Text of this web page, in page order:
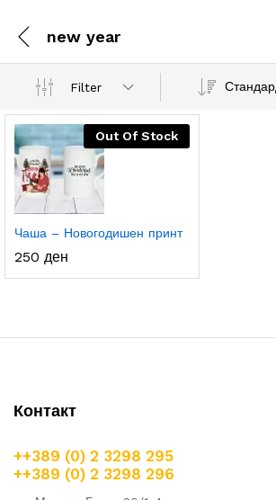
new year
Filter
Out Of Stock
Чаша – Новогодишен принт
250 ден
Контакт
++389 (0) 2 3298 295
++389 (0) 2 3298 296